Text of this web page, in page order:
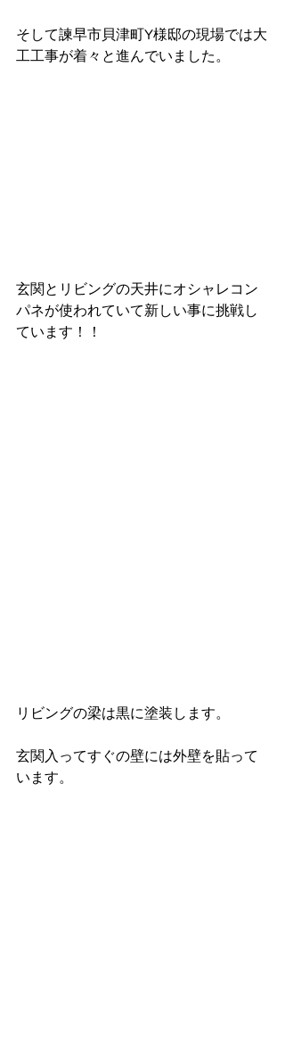
そして諫早市貝津町Y様邸の現場では大
工工事が着々と進んでいました。
玄関とリビングの天井にオシャレコン
パネが使われていて新しい事に挑戦し
ています！！
リビングの梁は黒に塗装します。
玄関入ってすぐの壁には外壁を貼って
います。